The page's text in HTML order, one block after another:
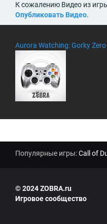
К сожалению Видео из
Опубликовать Видео.
Aurora Watching: Gorky Zero
Популярные игры:Call of
© 2024 ZOBRA.ru
Игровое сообщество